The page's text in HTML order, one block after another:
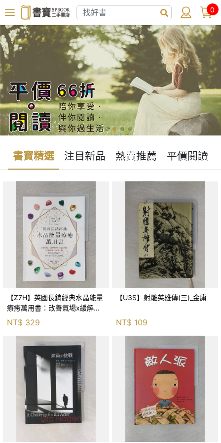
0
書寶精選 注目新品 熱賣推薦 平價閱讀
【Z7H】英國長銷經典水晶能量
療癒萬用書：改善氣場x緩解疼
痛x穩定身心x增加財富x促進人
緣，250種水晶礦石給你最完整
的生活對策_菲利
NT$ 329
【U3S】射雕英雄傳(三)_金庸
NT$ 109